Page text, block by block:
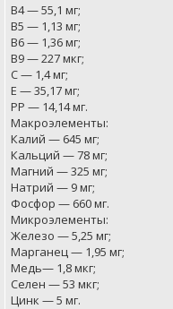
В4 — 55,1 мг;
В5 — 1,13 мг;
В6 — 1,36 мг;
В9 — 227 мкг;
C — 1,4 мг;
Е — 35,17 мг;
РР — 14,14 мг.
Макроэлементы:
Калий — 645 мг;
Кальций — 78 мг;
Магний — 325 мг;
Натрий — 9 мг;
Фосфор — 660 мг.
Микроэлементы:
Железо — 5,25 мг;
Марганец — 1,95 мг;
Медь— 1,8 мкг;
Селен — 53 мкг;
Цинк — 5 мг.